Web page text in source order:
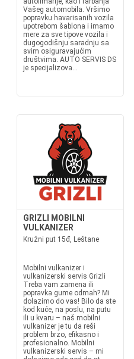
Vašeg automobila. Vršimo
popravku havarisanih vozila
upotrebom šablona i imamo
mere za sve tipove vozila i
dugogodišnju saradnju sa
svim osiguravajućim
društvima. AUTO SERVIS DS
je specijalizova...
GRIZLI MOBILNI
VULKANIZER
Kružni put 15đ, Leštane
Mobilni vulkanizer i
vulkanizerski servis Grizli
Treba vam zamena ili
popravka gume odmah? Mi
dolazimo do vas! Bilo da ste
kod kuće, na poslu, na putu
ili u kvaru – naš mobilni
vulkanizer je tu da reši
problem brzo, efikasno i
profesionalno. Mobilni
vulkanizerski servis – mi